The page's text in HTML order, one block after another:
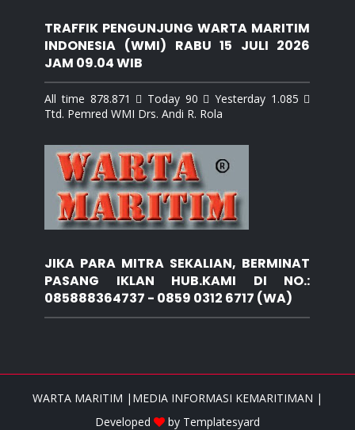
TRAFFIK PENGUNJUNG WARTA MARITIM
INDONESIA (WMI) RABU 15 JULI 2026
JAM 09.04 WIB
All time 878.871  Today 90  Yesterday 1.085 
Ttd. Pemred WMI Drs. Andi R. Rola
JIKA PARA MITRA SEKALIAN, BERMINAT
PASANG IKLAN HUB.KAMI DI NO.:
085888364737 - 0859 0312 6717 (WA)
WARTA MARITIM |MEDIA INFORMASI KEMARITIMAN |
Developed
by Templatesyard